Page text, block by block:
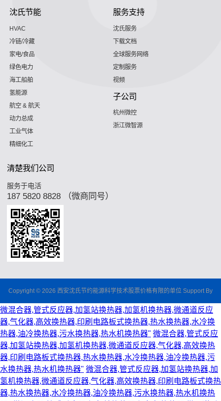
沈氏节能
HVAC
冷链/冷藏
家电/食品
绿色电力
海工船舶
氢能源
航空 & 航天
动力总成
工业气体
精细化工
服务支持
沈氏服务
下载文档
全球服务网络
定制服务
视频
子公司
杭州微控
浙江微智源
清楚我们公司
服务于电活
187 5820 8828 （微商同号）
Copyright © 2026 西安沈氏节约能源科学技术股票价格有限的单位 Support By
微混合器,管式反应器,加氢站换热器,加氢机换热器,微通道反应
器,气化器,高效换热器,印刷电路板式换热器,热水换热器,水冷换
热器,油冷换热器,污水换热器,热水机换热器" 微混合器,管式反应
器,加氢站换热器,加氢机换热器,微通道反应器,气化器,高效换热
器,印刷电路板式换热器,热水换热器,水冷换热器,油冷换热器,污
水换热器,热水机换热器" 微混合器,管式反应器,加氢站换热器,加
氢机换热器,微通道反应器,气化器,高效换热器,印刷电路板式换热
器,热水换热器,水冷换热器,油冷换热器,污水换热器,热水机换热